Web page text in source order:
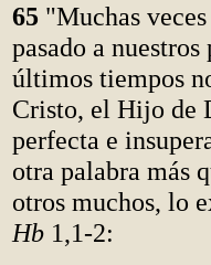
65 "Muchas
pasado a
últimos tiempos
Cristo, el Hijo de
perfecta e
otra palabra más
otros muchos, lo
Hb 1,1-2: